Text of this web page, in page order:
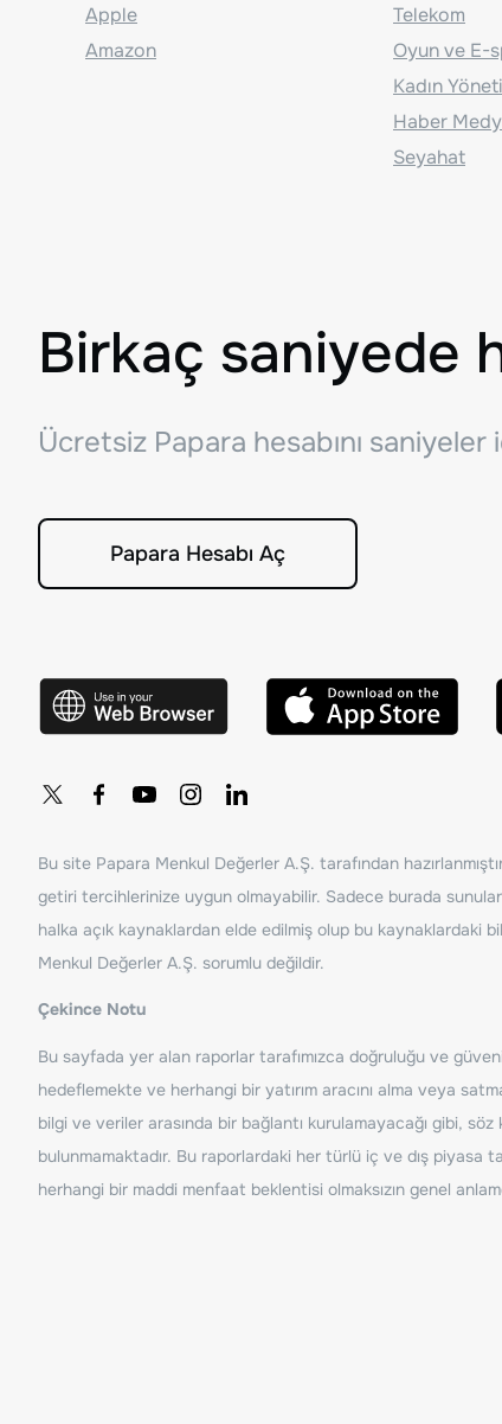
Apple
Amazon
Telekom
Oyun ve E-
Kadın
Haber
Seyahat
Birkaç saniyede
Ücretsiz Papara hesabını
Papara Hesabı Aç
Bu site Papara Menkul Değerler A.Ş. tarafından
getiri tercihlerinize uygun olmayabilir. Sadece burada
halka açık kaynaklardan elde edilmiş olup bu kaynaklardaki
Menkul Değerler A.Ş. sorumlu değildir.
Çekince Notu
Bu sayfada yer alan raporlar tarafımızca doğruluğu ve
hedeflemekte ve herhangi bir yatırım aracını alma veya
bilgi ve veriler arasında bir bağlantı kurulamayacağı gibi,
bulunmamaktadır. Bu raporlardaki her türlü iç ve dış
herhangi bir maddi menfaat beklentisi olmaksızın genel